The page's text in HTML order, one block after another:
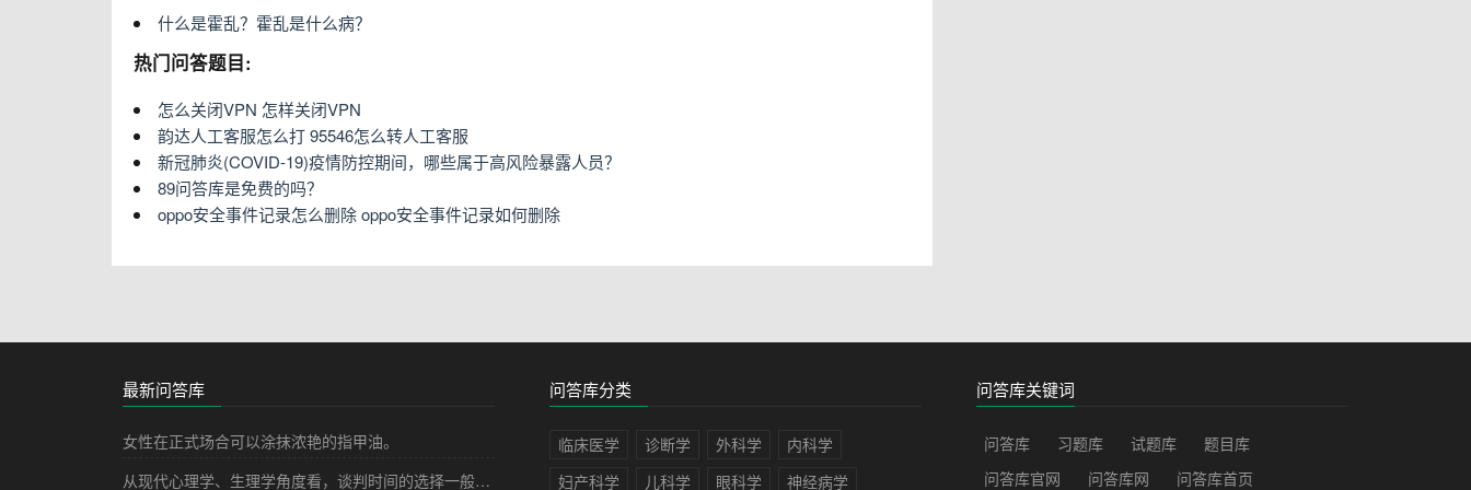
什么是霍乱？霍乱是什么病？
热门问答题目:
怎么关闭VPN 怎样关闭VPN
韵达人工客服怎么打 95546怎么转人工客服
新冠肺炎(COVID-19)疫情防控期间，哪些属于高风险暴露人员？
89问答库是免费的吗？
oppo安全事件记录怎么删除 oppo安全事件记录如何删除
最新问答库
女性在正式场合可以涂抹浓艳的指甲油。
从现代心理学、生理学角度看，谈判时间的选择一般都安排在傍晚16时到18时的“体魔时间”进行。
问答库分类
临床医学 诊断学 外科学
内科学
妇产科学
儿科学 眼科学 神经病学
问答库关键词
问答库 习题库 试题库
题目库
问答库官网
问答库网 问答库首页